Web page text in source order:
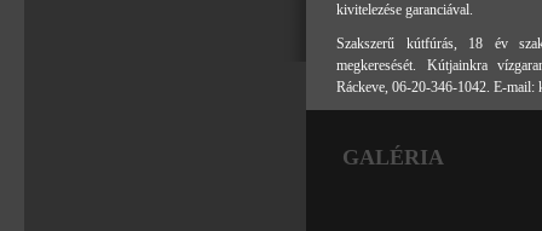
kivitelezése garanciával.
Szakszerű kútfúrás, 18 év
megkeresését. Kútjainkra
Ráckeve, 06-20-346-1042. E-mail:
GALÉRIA